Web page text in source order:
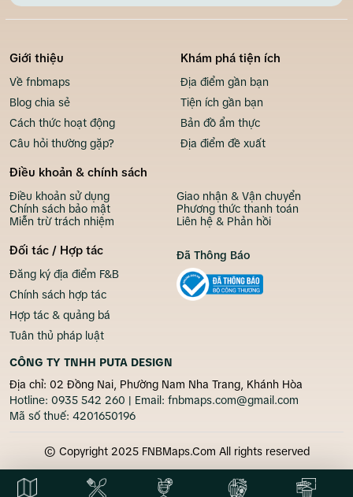
Giới thiệu
Về fnbmaps
Blog chia sẻ
Cách thức hoạt động
Câu hỏi thường gặp?
Khám phá tiện ích
Địa điểm gần bạn
Tiện ích gần bạn
Bản đồ ẩm thực
Địa điểm đề xuất
Điều khoản & chính sách
Điều khoản sử dụng
Chính sách bảo mật
Miễn trừ trách nhiệm
Giao nhận & Vận chuyển
Phương thức thanh toán
Liên hệ & Phản hồi
Đối tác / Hợp tác
Đăng ký địa điểm F&B
Chính sách hợp tác
Hợp tác & quảng bá
Tuân thủ pháp luật
CÔNG TY TNHH PUTA DESIGN
Địa chỉ: 02 Đồng Nai, Phường Nam Nha Trang, Khánh Hòa
Hotline: 0935 542 260 | Email: fnbmaps.com@gmail.com
Mã số thuế: 4201650196
Đã Thông Báo
© Copyright 2025 FNBMaps.Com All rights reserved